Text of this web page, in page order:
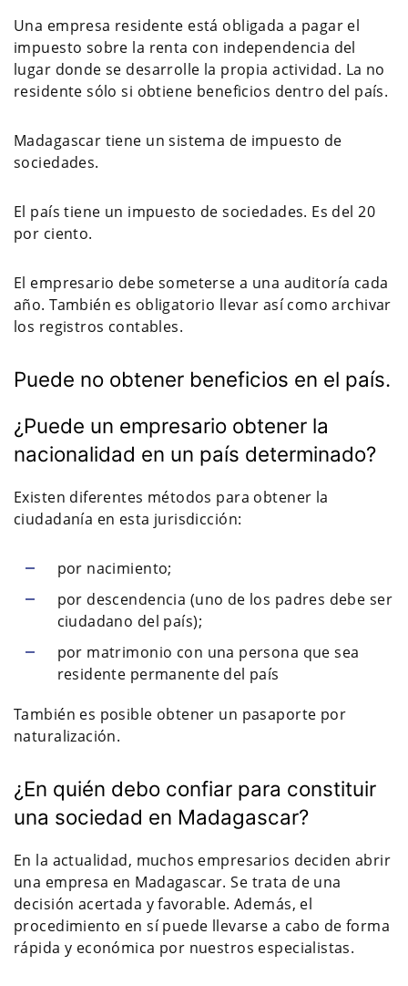
Una empresa residente está obligada a pagar el
impuesto sobre la renta con independencia del
lugar donde se desarrolle la propia actividad. La no
residente sólo si obtiene beneficios dentro del país.
Madagascar tiene un sistema de impuesto de
sociedades.
El país tiene un impuesto de sociedades. Es del 20
por ciento.
El empresario debe someterse a una auditoría cada
año. También es obligatorio llevar así como archivar
los registros contables.
Puede no obtener beneficios en el país.
¿Puede un empresario obtener la
nacionalidad en un país determinado?
Existen diferentes métodos para obtener la
ciudadanía en esta jurisdicción:
por nacimiento;
por descendencia (uno de los padres debe ser
ciudadano del país);
por matrimonio con una persona que sea
residente permanente del país
También es posible obtener un pasaporte por
naturalización.
¿En quién debo confiar para constituir
una sociedad en Madagascar?
En la actualidad, muchos empresarios deciden abrir
una empresa en Madagascar. Se trata de una
decisión acertada y favorable. Además, el
procedimiento en sí puede llevarse a cabo de forma
rápida y económica por nuestros especialistas.